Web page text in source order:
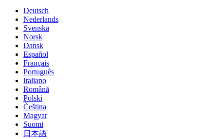
Deutsch
Nederlands
Svenska
Norsk
Dansk
Español
Français
Português
Italiano
Română
Polski
Čeština
Magyar
Suomi
日本語